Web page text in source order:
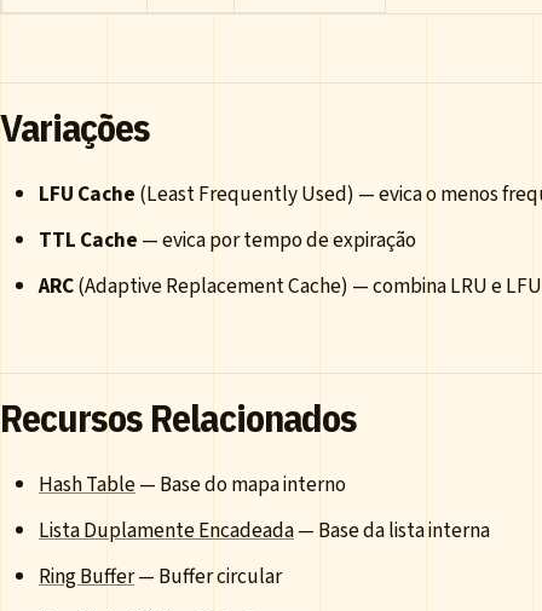
Variações
LFU Cache (Least Frequently Used) — evica o menos
TTL Cache — evica por tempo de expiração
ARC(Adaptive Replacement Cache) — combina LRU e LFU
Recursos Relacionados
Hash Table— Base do mapa interno
Lista Duplamente Encadeada— Base da lista interna
Ring Buffer— Buffer circular